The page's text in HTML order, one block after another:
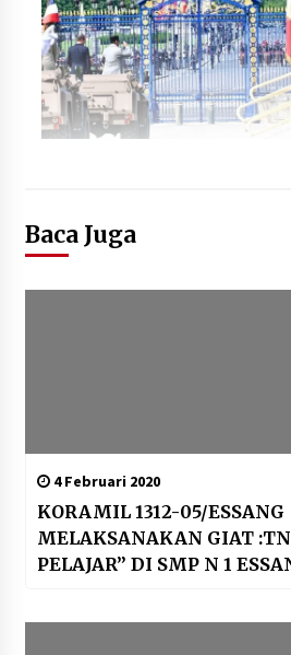
Baca Juga
4 Februari 2020
KORAMIL 1312-05/ESSANG
MELAKSANAKAN GIAT
PELAJAR” DI SMP N 1